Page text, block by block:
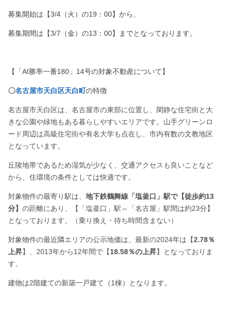
募集開始は【3/4（火）の19：00】から、
募集期間は【3/7（金）の13：00】までとなっております。
【「AI勝率一番180」14号の対象不動産について】
〇名古屋市天白区天白町の特徴
名古屋市天白区は、名古屋市の東部に位置し、閑静な住宅街と大
きな公園や緑地もある暮らしやすいエリアです。山手グリーンロ
ード周辺は高級住宅街や有名大学も点在し、市内有数の文教地区
となっています。
丘陵地帯であるため湿気が少なく、交通アクセスも良いことなど
から、住環境の条件としては快適です。
対象物件の最寄り駅は、 地下鉄鶴舞線「塩釜口」駅で【徒歩約13
分】 の距離にあり、【「塩釜口」駅⇔「名古屋」駅間は約23分】
となっております。（乗り換え・待ち時間含まない）
対象物件の最近隣エリアの公示地価は、最新の2024年は【2.78％
上昇】、2013年から12年間で【18.58％の上昇】となっておりま
す。
建物は2階建ての新築一戸建て（1棟）となります。